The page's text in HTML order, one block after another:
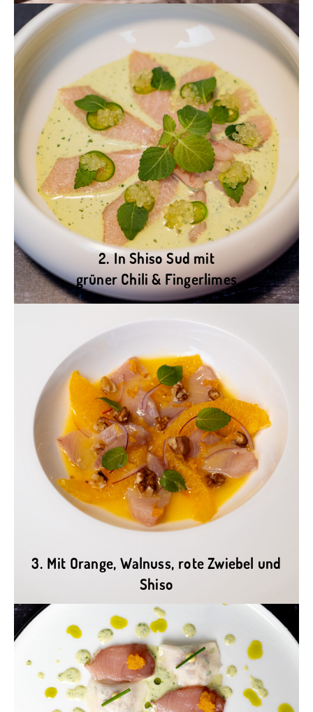
2. In Shiso Sud mit
grüner Chili & Fingerlimes
3. Mit Orange, Walnuss, rote Zwiebel und
Shiso